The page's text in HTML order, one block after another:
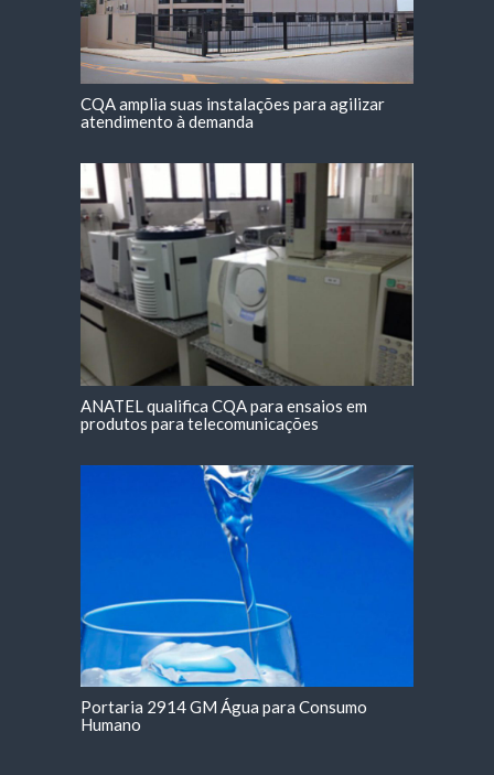
CQA amplia suas instalações para agilizar
atendimento à demanda
ANATEL qualifica CQA para ensaios em
produtos para telecomunicações
Portaria 2914 GM Água para Consumo
Humano